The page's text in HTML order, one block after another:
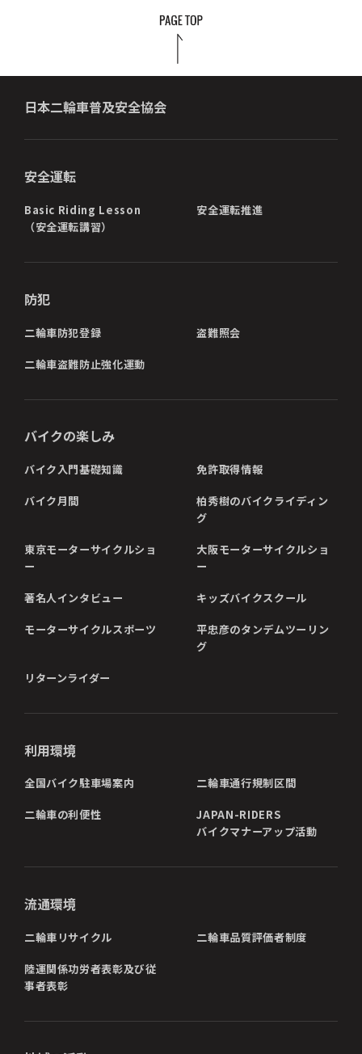
日本二輪車普及安全協会
安全運転
Basic Riding Lesson
（安全運転講習）
安全運転推進
防犯
二輪車防犯登録 盗難照会
二輪車盗難防止強化運動
バイクの楽しみ
バイク入門基礎知識 免許取得情報
バイク月間
柏秀樹のバイクライディン
グ
東京モーターサイクルショ
ー
大阪モーターサイクルショ
ー
著名人インタビュー キッズバイクスクール
モーターサイクルスポーツ
平忠彦のタンデムツーリン
グ
リターンライダー
利用環境
全国バイク駐車場案内 二輪車通行規制区間
二輪車の利便性
JAPAN-RIDERS
バイクマナーアップ活動
流通環境
二輪車リサイクル 二輪車品質評価者制度
陸運関係功労者表彰及び従
事者表彰